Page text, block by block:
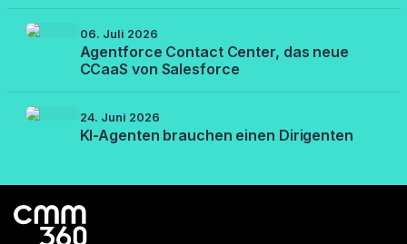
06. Juli 2026
Agentforce Contact Center, das neue
CCaaS von Salesforce
24. Juni 2026
KI-Agenten brauchen einen Dirigenten